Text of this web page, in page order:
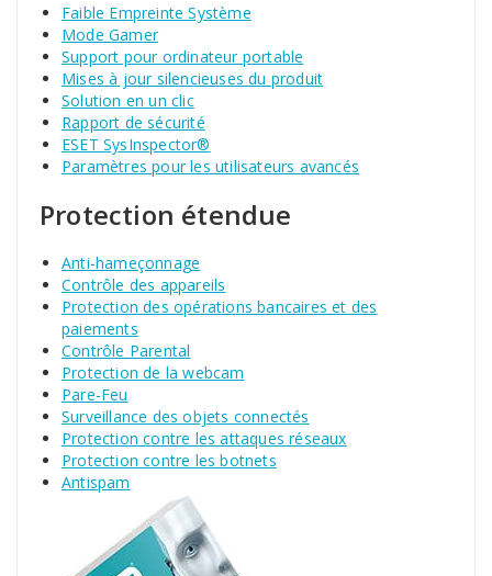
Faible Empreinte Système
Mode Gamer
Support pour ordinateur portable
Mises à jour silencieuses du produit
Solution en un clic
Rapport de sécurité
ESET SysInspector®
Paramètres pour les utilisateurs avancés
Protection étendue
Anti-hameçonnage
Contrôle des appareils
Protection des opérations bancaires et des
paiements
Contrôle Parental
Protection de la webcam
Pare-Feu
Surveillance des objets connectés
Protection contre les attaques réseaux
Protection contre les botnets
Antispam